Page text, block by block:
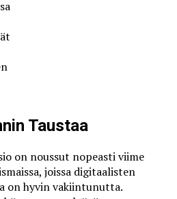
Taustaa
on noussut nopeasti viime
joissa digitaalisten
on hyvin vakiintunutta.